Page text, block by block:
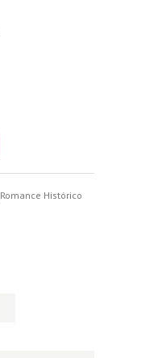
Romance Histórico